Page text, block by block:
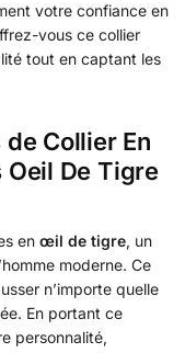
votre confiance en
vous ce collier
tout en captant les
Collier En
Oeil De Tigre
en œil de tigre, un
moderne. Ce
n’importe quelle
En portant ce
personnalité,